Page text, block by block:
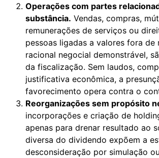
Operações com partes
substância. Vendas, compras,
remunerações de serviços ou
pessoas ligadas a valores fora de
racional negocial demonstrável,
da fiscalização. Sem laudos,
justificativa econômica, a
favorecimento opera contra o
Reorganizações sem propósito
incorporações e criação de
apenas para drenar resultado ao
diversa do dividendo expõem a
desconsideração por simulação